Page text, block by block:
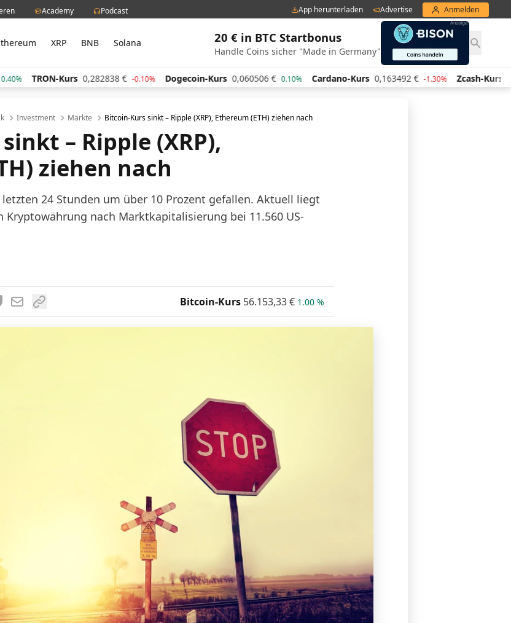
Academy Podcast App herunterladen Advertise Anmelden
XRP BNB Solana 20 € in BTC Startbonus
Handle Coins sicher "Made in Germany"
TRON-Kurs 0,282838 € -0.10% Dogecoin-Kurs 0,060506 € 0.10% Cardano-Kurs 0,163492 € -1.30% Zcash-Kurs 440,41
Investment Märkte Bitcoin-Kurs sinkt – Ripple (XRP), Ethereum (ETH) ziehen nach
– Ripple (XRP),
ziehen nach
24 Stunden um über 10 Prozent gefallen. Aktuell liegt
nach Marktkapitalisierung bei 11.560 US-
Bitcoin-Kurs 56.153,33€ 1.00 %